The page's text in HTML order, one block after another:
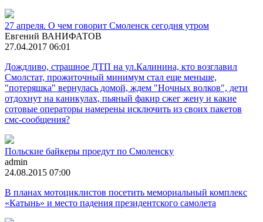
27 апреля. О чем говорит Смоленск сегодня утром
Евгений ВАНИФАТОВ
27.04.2017 06:01
Дождливо, страшное ДТП на ул.Калинина, кто возглавил
Смолстат, прожиточный минимум стал еще меньше,
"потеряшка" вернулась домой, ждем "Ночных волков", дети
отдохнут на каникулах, пьяный факир сжег жену и какие
сотовые операторы намерены исключить из своих пакетов
смс-сообщения?
Польские байкеры проедут по Смоленску
admin
24.08.2015 07:00
В планах мотоциклистов посетить мемориальный комплекс
«Катынь» и место падения президентского самолета